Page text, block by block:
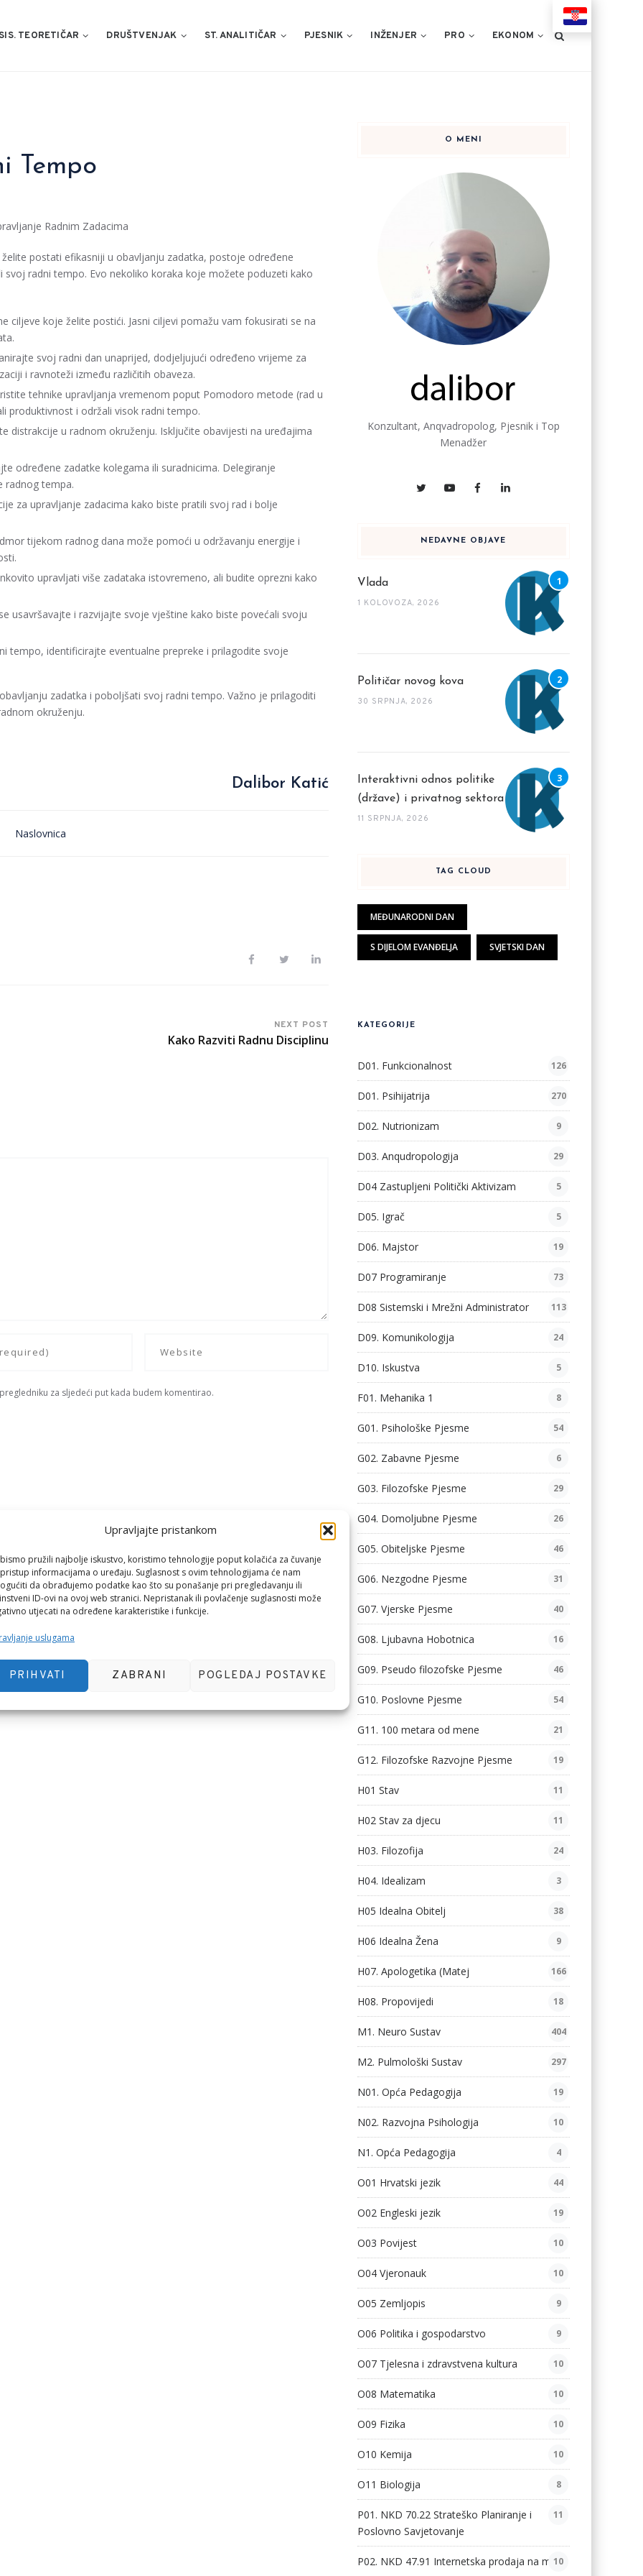
Upravljajte pristankom
pružili najbolje iskustvo, koristimo tehnologije poput kolačića za čuvanje
informacijama o uređaju. Suglasnost s ovim tehnologijama će nam
da obrađujemo podatke kao što su ponašanje pri pregledavanju ili
ID-ovi na ovoj web stranici. Nepristanak ili povlačenje suglasnosti može
utjecati na određene karakteristike i funkcije.
uslugama
PRIHVATI ZABRANI POGLEDAJ POSTAVKE
SIS. TEORETIČAR DRUŠTVENJAK ST. ANALITIČAR PJESNIK INŽENJER PRO EKONOM
Tempo
Radnim Zadacima
postati efikasniji u obavljanju zadatka, postoje određene
radni tempo. Evo nekoliko koraka koje možete poduzeti kako
ciljeve koje želite postići. Jasni ciljevi pomažu vam fokusirati se na
svoj radni dan unaprijed, dodjeljujući određeno vrijeme za
i ravnoteži između različitih obaveza.
tehnike upravljanja vremenom poput Pomodoro metode (rad u
produktivnost i održali visok radni tempo.
distrakcije u radnom okruženju. Isključite obavijesti na uređajima
određene zadatke kolegama ili suradnicima. Delegiranje
radnog tempa.
za upravljanje zadacima kako biste pratili svoj rad i bolje
tijekom radnog dana može pomoći u održavanju energije i
upravljati više zadataka istovremeno, ali budite oprezni kako
usavršavajte i razvijajte svoje vještine kako biste povećali svoju
tempo, identificirajte eventualne prepreke i prilagodite svoje
zadatka i poboljšati svoj radni tempo. Važno je prilagoditi
okruženju.
Dalibor Katić
Naslovnica
NEXT POST
Kako Razviti Radnu Disciplinu
za sljedeći put kada budem komentirao.
O MENI
Konzultant, Anqvadropolog, Pjesnik i Top
Menadžer
NEDAVNE OBJAVE
Vlada
1 KOLOVOZA, 2026
Političar novog kova
30 SRPNJA, 2026
Interaktivni odnos politike
(države) i privatnog sektora
11 SRPNJA, 2026
TAG CLOUD
MEĐUNARODNI DAN
S DIJELOM EVANĐELJA SVJETSKI DAN
KATEGORIJE
D01. Funkcionalnost 126
D01. Psihijatrija 270
D02. Nutrionizam 9
D03. Anqudropologija 29
D04 Zastupljeni Politički Aktivizam 5
D05. Igrač 5
D06. Majstor 19
D07 Programiranje 73
D08 Sistemski i Mrežni Administrator 113
D09. Komunikologija 24
D10. Iskustva 5
F01. Mehanika 1 8
G01. Psihološke Pjesme 54
G02. Zabavne Pjesme 6
G03. Filozofske Pjesme 29
G04. Domoljubne Pjesme 26
G05. Obiteljske Pjesme 46
G06. Nezgodne Pjesme 31
G07. Vjerske Pjesme 40
G08. Ljubavna Hobotnica 16
G09. Pseudo filozofske Pjesme 46
G10. Poslovne Pjesme 54
G11. 100 metara od mene 21
G12. Filozofske Razvojne Pjesme 19
H01 Stav 11
H02 Stav za djecu 11
H03. Filozofija 24
H04. Idealizam 3
H05 Idealna Obitelj 38
H06 Idealna Žena 9
H07. Apologetika (Matej 166
H08. Propovijedi 18
M1. Neuro Sustav 404
M2. Pulmološki Sustav 297
N01. Opća Pedagogija 19
N02. Razvojna Psihologija 10
N1. Opća Pedagogija 4
O01 Hrvatski jezik 44
O02 Engleski jezik 19
O03 Povijest 10
O04 Vjeronauk 10
O05 Zemljopis 9
O06 Politika i gospodarstvo 9
O07 Tjelesna i zdravstvena kultura 10
O08 Matematika 10
O09 Fizika 10
O10 Kemija 10
O11 Biologija 8
P01. NKD 70.22 Strateško Planiranje i
Poslovno Savjetovanje
11
P02. NKD 47.91 Internetska prodaja na malo
10